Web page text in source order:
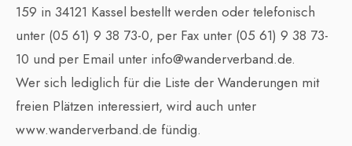
159 in 34121 Kassel bestellt werden oder telefonisch
unter (05 61) 9 38 73-0, per Fax unter (05 61) 9 38 73-
10 und per Email unter info@wanderverband.de.
Wer sich lediglich für die Liste der Wanderungen mit
freien Plätzen interessiert, wird auch unter
www.wanderverband.de fündig.